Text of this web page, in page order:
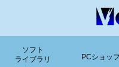
ソフト
ライブラリ
PCショッ